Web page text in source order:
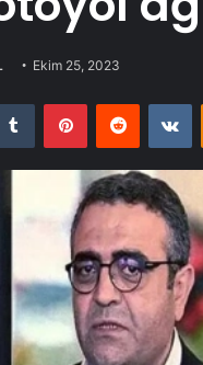
Ekim 25, 2023
Tumblr PinterestReddit